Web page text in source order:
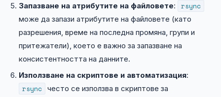
Запазване на атрибутите на файловете: rsync
може да запази атрибутите на файловете (като
разрешения, време на последна промяна, групи и
притежатели), което е важно за запазване на
консистентността на данните.
Използване на скриптове и автоматизация:
rsync често се използва в скриптове за